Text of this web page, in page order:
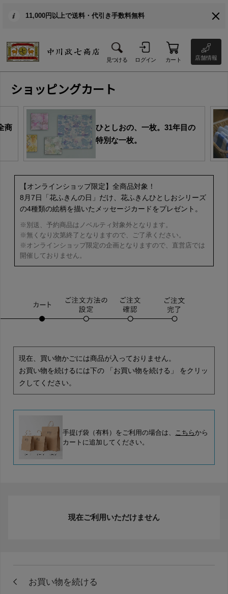
11,000円以上で送料・代引き手数料無料
見つける ログイン カート 店舗情報
ショッピングカート
商
ひとしおの、一枚。31年目の
特別な一枚。
【オンラインショップ限定】全商品対象！
8月7日「花ふきんの日」だけ、花ふきんひとしおシリーズ
の4種類の絵柄を描いたメッセージカードをプレゼント。
※別送、予約商品はノベルティ対象外となります。
※無くなり次第終了となりますので、ご了承ください。
※オンラインショップ限定の企画となりますので、直営店では
開催しておりません。
現在、買い物かごには商品が入っておりません。
お買い物を続けるには下の 「お買い物を続ける」 をクリッ
クしてください。
手提げ袋（有料）をご利用の場合は、 こちらから
カートに追加してください。
現在ご利用いただけません